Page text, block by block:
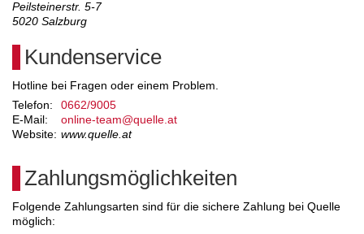
Peilsteinerstr. 5-7
5020 Salzburg
Kundenservice
Hotline bei Fragen oder einem Problem.
Telefon:
0662/9005
E-Mail:
online-team@quelle.at
Website: www.quelle.at
Zahlungsmöglichkeiten
Folgende Zahlungsarten sind für die sichere Zahlung bei Quelle
möglich: